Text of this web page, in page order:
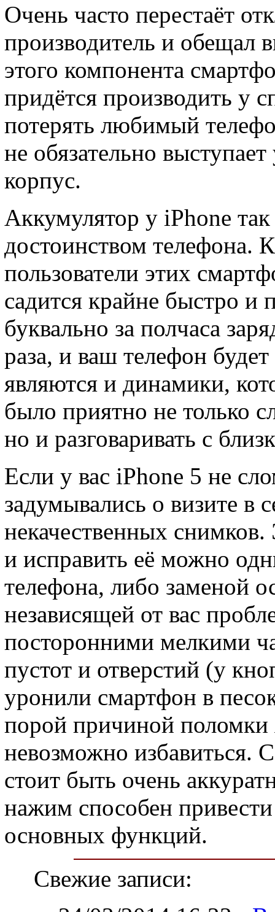
Очень часто перестаёт
производитель и обещал
этого компонента
придётся производить у
потерять любимый
не обязательно
корпус.
Аккумулятор у iPhone
достоинством телефона.
пользователи этих
садится крайне быстро и
буквально за полчаса
раза, и ваш телефон
являются и динамики,
было приятно не только
но и разговаривать с
Если у вас iPhone 5 не
задумывались о визите в
некачественных
и исправить её можно
телефона, либо заменой
независящей от вас
посторонними мелкими
пустот и отверстий (у
уронили смартфон в
порой причиной поломки
невозможно избавиться.
стоит быть очень
нажим способен
основных функций.
Свежие записи: